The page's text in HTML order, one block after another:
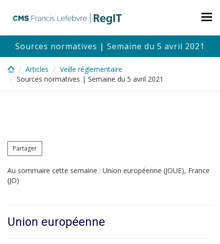
content
Sources normatives | Semaine du 5 avril 2021
Articles
Veille réglementaire
Sources normatives | Semaine du 5 avril 2021
Partager
Au sommaire cette semaine : Union européenne (JOUE), France
(JO)
Union européenne